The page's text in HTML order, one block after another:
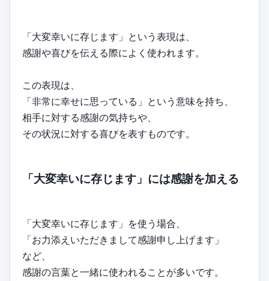
「大変幸いに存じます」という表現は、
感謝や喜びを伝える際によく使われます。
この表現は、
「非常に幸せに思っている」という意味を持ち、
相手に対する感謝の気持ちや、
その状況に対する喜びを表すものです。
「大変幸いに存じます」には感謝を加える
「大変幸いに存じます」を使う場合、
「お力添えいただきまして感謝申し上げます」
など、
感謝の言葉と一緒に使われることが多いです。